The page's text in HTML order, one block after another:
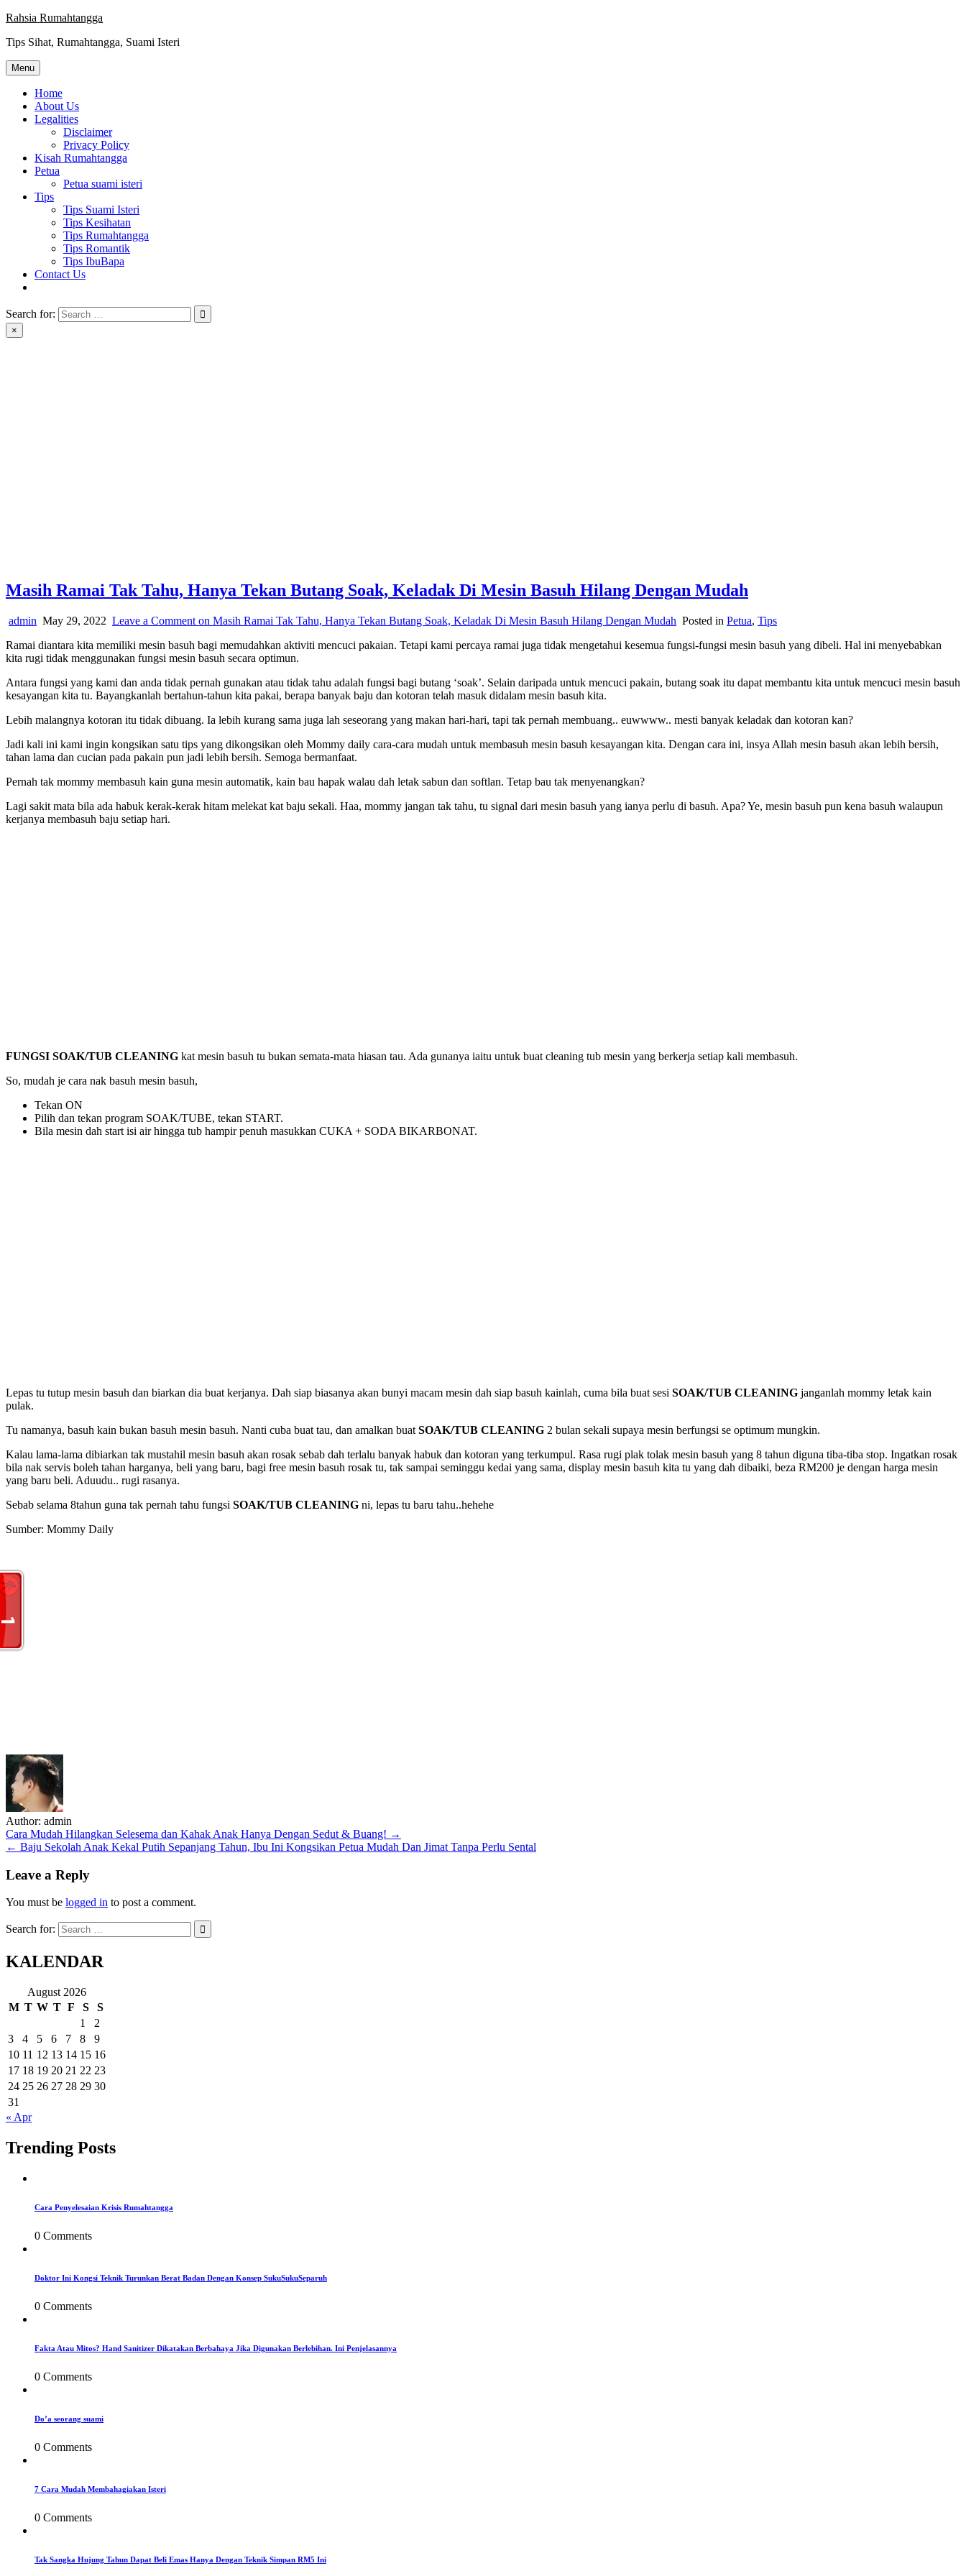
Skip
content
Rahsia Rumahtangga
Tips Sihat, Rumahtangga, Suami Isteri
Menu
Home
About Us
Legalities
Disclaimer
Privacy Policy
Kisah Rumahtangga
Petua
Petua suami isteri
Tips
Tips Suami Isteri
Tips Kesihatan
Tips Rumahtangga
Tips Romantik
Tips IbuBapa
Contact Us
Search for:
×
Masih Ramai Tak Tahu, Hanya Tekan Butang Soak, Keladak Di Mesin Basuh Hilang Dengan Mudah
admin May 29, 2022 Leave a Comment on Masih Ramai Tak Tahu, Hanya Tekan Butang Soak, Keladak Di Mesin Basuh Hilang Dengan Mudah Posted in Petua, Tips
Ramai diantara kita memiliki mesin basuh bagi memudahkan aktiviti mencuci pakaian. Tetapi kami percaya ramai juga tidak mengetahui kesemua fungsi-fungsi mesin basuh yang dibeli. Hal ini menyebabkan
kita rugi tidak menggunakan fungsi mesin basuh secara optimun.
Antara fungsi yang kami dan anda tidak pernah gunakan atau tidak tahu adalah fungsi bagi butang ‘soak’. Selain daripada untuk mencuci pakain, butang soak itu dapat membantu kita untuk mencuci mesin basuh
kesayangan kita tu. Bayangkanlah bertahun-tahun kita pakai, berapa banyak baju dan kotoran telah masuk didalam mesin basuh kita.
Lebih malangnya kotoran itu tidak dibuang. Ia lebih kurang sama juga lah seseorang yang makan hari-hari, tapi tak pernah membuang.. euwwww.. mesti banyak keladak dan kotoran kan?
Jadi kali ini kami ingin kongsikan satu tips yang dikongsikan oleh Mommy daily cara-cara mudah untuk membasuh mesin basuh kesayangan kita. Dengan cara ini, insya Allah mesin basuh akan lebih bersih,
tahan lama dan cucian pada pakain pun jadi lebih bersih. Semoga bermanfaat.
Pernah tak mommy membasuh kain guna mesin automatik, kain bau hapak walau dah letak sabun dan softlan. Tetap bau tak menyenangkan?
Lagi sakit mata bila ada habuk kerak-kerak hitam melekat kat baju sekali. Haa, mommy jangan tak tahu, tu signal dari mesin basuh yang ianya perlu di basuh. Apa? Ye, mesin basuh pun kena basuh walaupun
kerjanya membasuh baju setiap hari.
FUNGSI SOAK/TUB CLEANING kat mesin basuh tu bukan semata-mata hiasan tau. Ada gunanya iaitu untuk buat cleaning tub mesin yang berkerja setiap kali membasuh.
So, mudah je cara nak basuh mesin basuh,
Tekan ON
Pilih dan tekan program SOAK/TUBE, tekan START.
Bila mesin dah start isi air hingga tub hampir penuh masukkan CUKA + SODA BIKARBONAT.
Lepas tu tutup mesin basuh dan biarkan dia buat kerjanya. Dah siap biasanya akan bunyi macam mesin dah siap basuh kainlah, cuma bila buat sesi SOAK/TUB CLEANING janganlah mommy letak kain
pulak.
Tu namanya, basuh kain bukan basuh mesin basuh. Nanti cuba buat tau, dan amalkan buat SOAK/TUB CLEANING 2 bulan sekali supaya mesin berfungsi se optimum mungkin.
Kalau lama-lama dibiarkan tak mustahil mesin basuh akan rosak sebab dah terlalu banyak habuk dan kotoran yang terkumpul. Rasa rugi plak tolak mesin basuh yang 8 tahun diguna tiba-tiba stop. Ingatkan rosak
bila nak servis boleh tahan harganya, beli yang baru, bagi free mesin basuh rosak tu, tak sampai seminggu kedai yang sama, display mesin basuh kita tu yang dah dibaiki, beza RM200 je dengan harga mesin
yang baru beli. Aduudu.. rugi rasanya.
Sebab selama 8tahun guna tak pernah tahu fungsi SOAK/TUB CLEANING ni, lepas tu baru tahu..hehehe
Sumber: Mommy Daily
Author: admin
Post
navigation
Cara Mudah Hilangkan Selesema dan Kahak Anak Hanya Dengan Sedut & Buang! →
← Baju Sekolah Anak Kekal Putih Sepanjang Tahun, Ibu Ini Kongsikan Petua Mudah Dan Jimat Tanpa Perlu Sental
Leave a Reply
You must be logged in to post a comment.
Search for:
KALENDAR
August 2026
M T W T F S
S
1
2
3
4 5 6 7 8
9
10 11 12 13 14 15 16
17 18 19 20 21 22 23
24 25 26 27 28 29 30
31
« Apr
Trending Posts
Cara Penyelesaian Krisis Rumahtangga
0 Comments
Doktor Ini Kongsi Teknik Turunkan Berat Badan Dengan Konsep SukuSukuSeparuh
0 Comments
Fakta Atau Mitos? Hand Sanitizer Dikatakan Berbahaya Jika Digunakan Berlebihan. Ini Penjelasannya
0 Comments
Do’a seorang suami
0 Comments
7 Cara Mudah Membahagiakan Isteri
0 Comments
Tak Sangka Hujung Tahun Dapat Beli Emas Hanya Dengan Teknik Simpan RM5 Ini